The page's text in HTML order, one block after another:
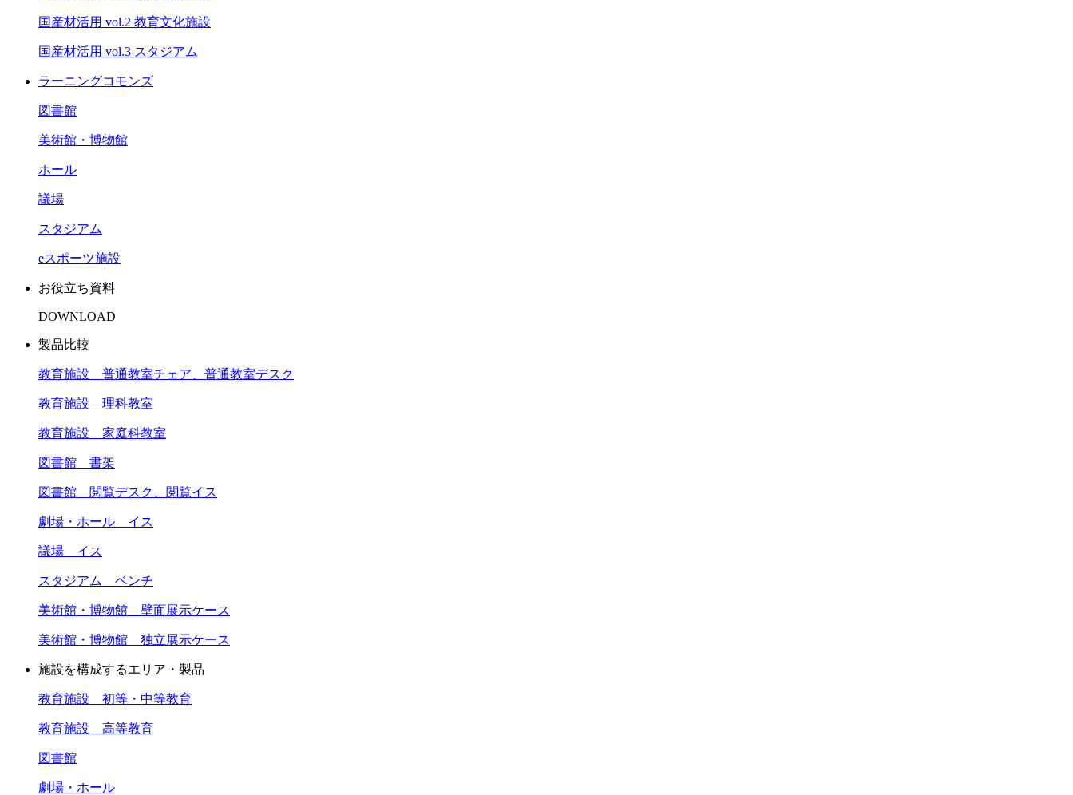
国産材活用 vol.2 教育文化施設
国産材活用 vol.3 スタジアム
ラーニングコモンズ
図書館
美術館・博物館
ホール
議場
スタジアム
eスポーツ施設
お役立ち資料
DOWNLOAD
製品比較
教育施設 普通教室チェア、普通教室デスク
教育施設 理科教室
教育施設 家庭科教室
図書館 書架
図書館 閲覧デスク、閲覧イス
劇場・ホール イス
議場 イス
スタジアム ベンチ
美術館・博物館 壁面展示ケース
美術館・博物館 独立展示ケース
施設を構成するエリア・製品
教育施設 初等・中等教育
教育施設 高等教育
図書館
劇場・ホール